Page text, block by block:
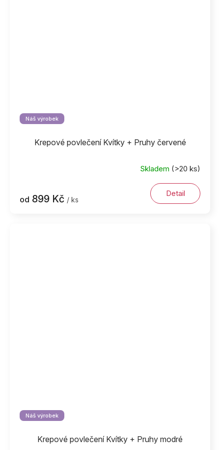
Náš výrobek
Krepové povlečení Kvítky + Pruhy červené
Skladem (>20 ks)
od 899 Kč / ks
Detail
Náš výrobek
Krepové povlečení Kvítky + Pruhy modré